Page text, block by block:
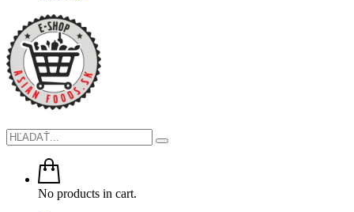
No products in cart.